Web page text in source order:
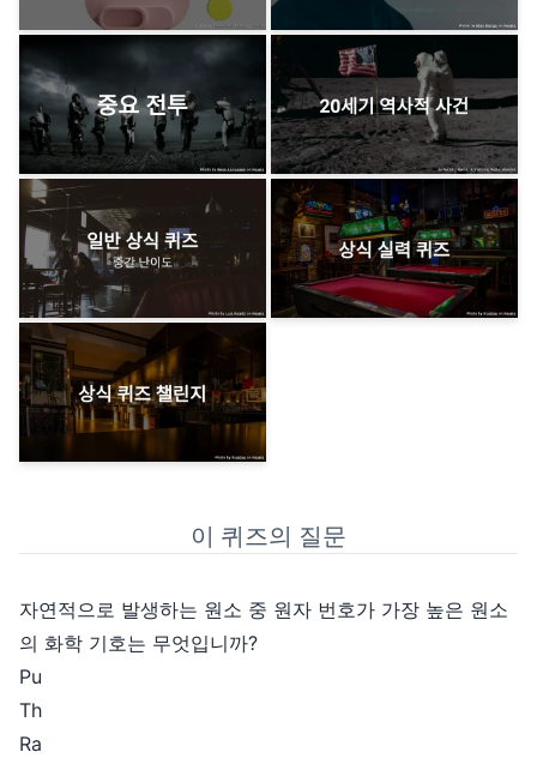
이 퀴즈의 질문
자연적으로 발생하는 원소 중 원자 번호가 가장 높은 원소
의 화학 기호는 무엇입니까?
Pu
Th
Ra